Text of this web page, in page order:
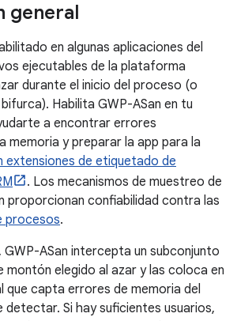
general
en algunas aplicaciones del
ejecutables de la plataforma
durante el inicio del proceso (o
Habilita GWP-ASan en tu
a encontrar errores
memoria y preparar la app para la
extensiones de etiquetado de
. Los mecanismos de muestreo de
proporcionan confiabilidad contra las
procesos.
GWP-ASan intercepta un subconjunto
montón elegido al azar y las coloca en
que capta errores de memoria del
detectar. Si hay suficientes usuarios,